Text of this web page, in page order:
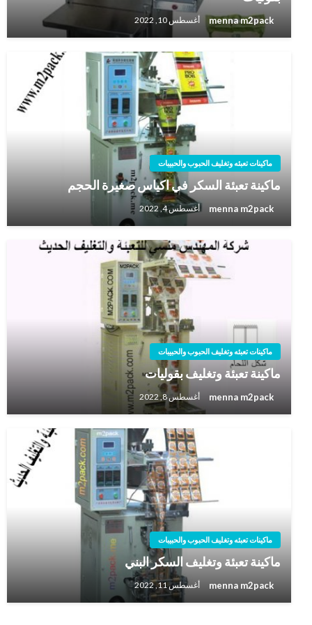
menna m2pack أغسطس 10, 2022
ماكينات تعبئه وتغليف الحبوب والحبيبات
ماكينة تعبئة السكر في اكياس صغيرة الحجم
menna m2pack أغسطس 4, 2022
ماكينات تعبئه وتغليف الحبوب والحبيبات
ماكينة تعبئة وتغليف بقوليات
menna m2pack أغسطس 8, 2022
ماكينات تعبئه وتغليف الحبوب والحبيبات
ماكينة تعبئة وتغليف السكر البني
menna m2pack أغسطس 11, 2022